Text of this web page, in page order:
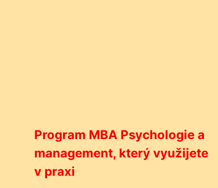
Program MBA Psychologie a
management, který využijete
v praxi